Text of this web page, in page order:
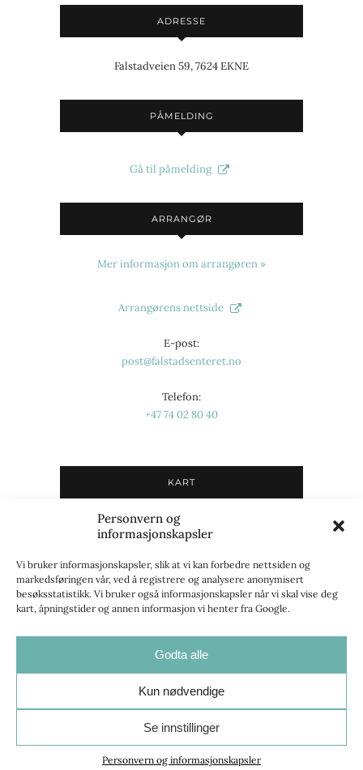
Personvern og
informasjonskapsler
Vi bruker informasjonskapsler, slik at vi kan forbedre nettsiden og
markedsføringen vår, ved å registrere og analysere anonymisert
besøksstatistikk. Vi bruker også informasjonskapsler når vi skal vise deg
kart, åpningstider og annen informasjon vi henter fra Google.
Godta alle
Kun nødvendige
Se innstillinger
Personvern og informasjonskapsler
ADRESSE
Falstadveien 59, 7624 EKNE
PÅMELDING
Gå til påmelding
ARRANGØR
Mer informasjon om arrangøren »
Arrangørens nettside
E-post:
post@falstadsenteret.no
Telefon:
+47 74 02 80 40
KART
Du må godta informasjonskapsler i
"Markedsføring"-kategorien for å kunne se kart.
Seinnstillinger for informasjonskapslerfor å gi
samtykke.
Personvern og informasjonskapsler
informasjonskapsler| Utviklet avTalk to Mediebyrå